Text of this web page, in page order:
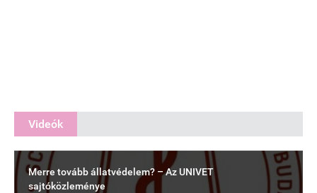
Videók
Merre tovább állatvédelem? – Az UNIVET
sajtóközleménye